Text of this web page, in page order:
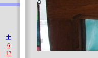
土
6
13